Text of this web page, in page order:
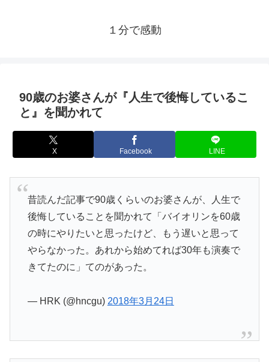
１分で感動
90歳のお婆さんが『人生で後悔しているこ
と』を聞かれて
X Facebook LINE
昔読んだ記事で90歳くらいのお婆さんが、人生で
後悔していることを聞かれて「バイオリンを60歳
の時にやりたいと思ったけど、もう遅いと思って
やらなかった。あれから始めてれば30年も演奏で
きてたのに」てのがあった。
— HRK (@hncgu) 2018年3月24日